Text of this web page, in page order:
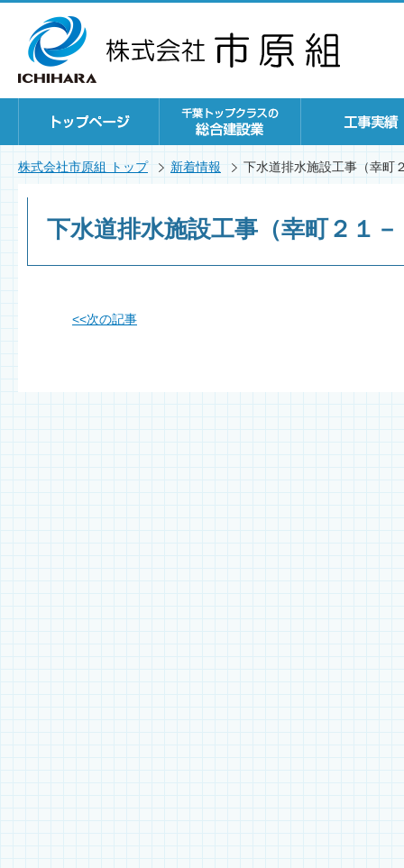
株式会社市原組 トップ 新着情報 下水道排水施設工事（幸町
下水道排水施設工事（幸町２１
<<次の記事